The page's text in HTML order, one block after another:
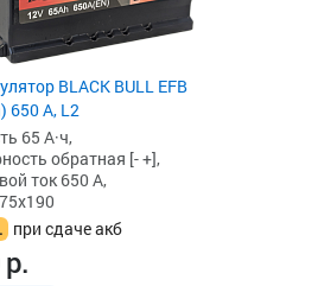
BLACK BULL EFB
650 А, L2
65 А·ч,
обратная [- +],
ток 650 А,
при сдаче акб
р.